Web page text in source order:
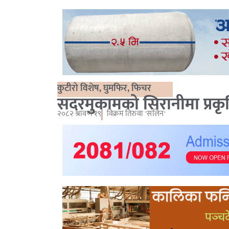
कुटीरो विशेष,घुमफिर,फिचर
सदरमुकामको सिरानीमा
२०८२ श्रावण १९ विक्रम तिरुवा 'सलिन'